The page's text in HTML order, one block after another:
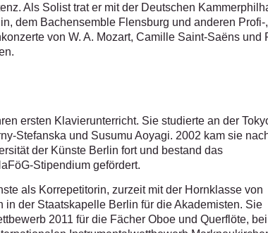
Als Solist trat er mit der Deutschen
dem Bachensemble Flensburg und anderen
von W. A. Mozart, Camille Saint-Saëns
ersten Klavierunterricht. Sie studierte an der
Stefanska und Susumu Aoyagi. 2002 kam sie
der Künste Berlin fort und bestand das
Stipendium gefördert.
als Korrepetitorin, zurzeit mit der Hornklasse von
der Staatskapelle Berlin für die Akademisten. Sie
2011 für die Fächer Oboe und Querflöte,